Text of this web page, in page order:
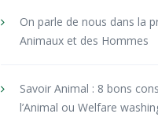
On parle de nous dans la
Animaux et des Hommes
Savoir Animal : 8 bons
l’Animal ou Welfare